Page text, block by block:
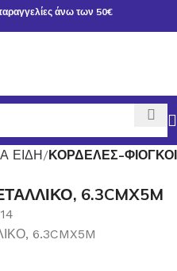
άνω των 50€
ΕΙΔΗ ΚΟΡΔΕΛΕΣ-ΦΙΟΓΚΟΙ
6.3CMX5M
6.3CMX5M